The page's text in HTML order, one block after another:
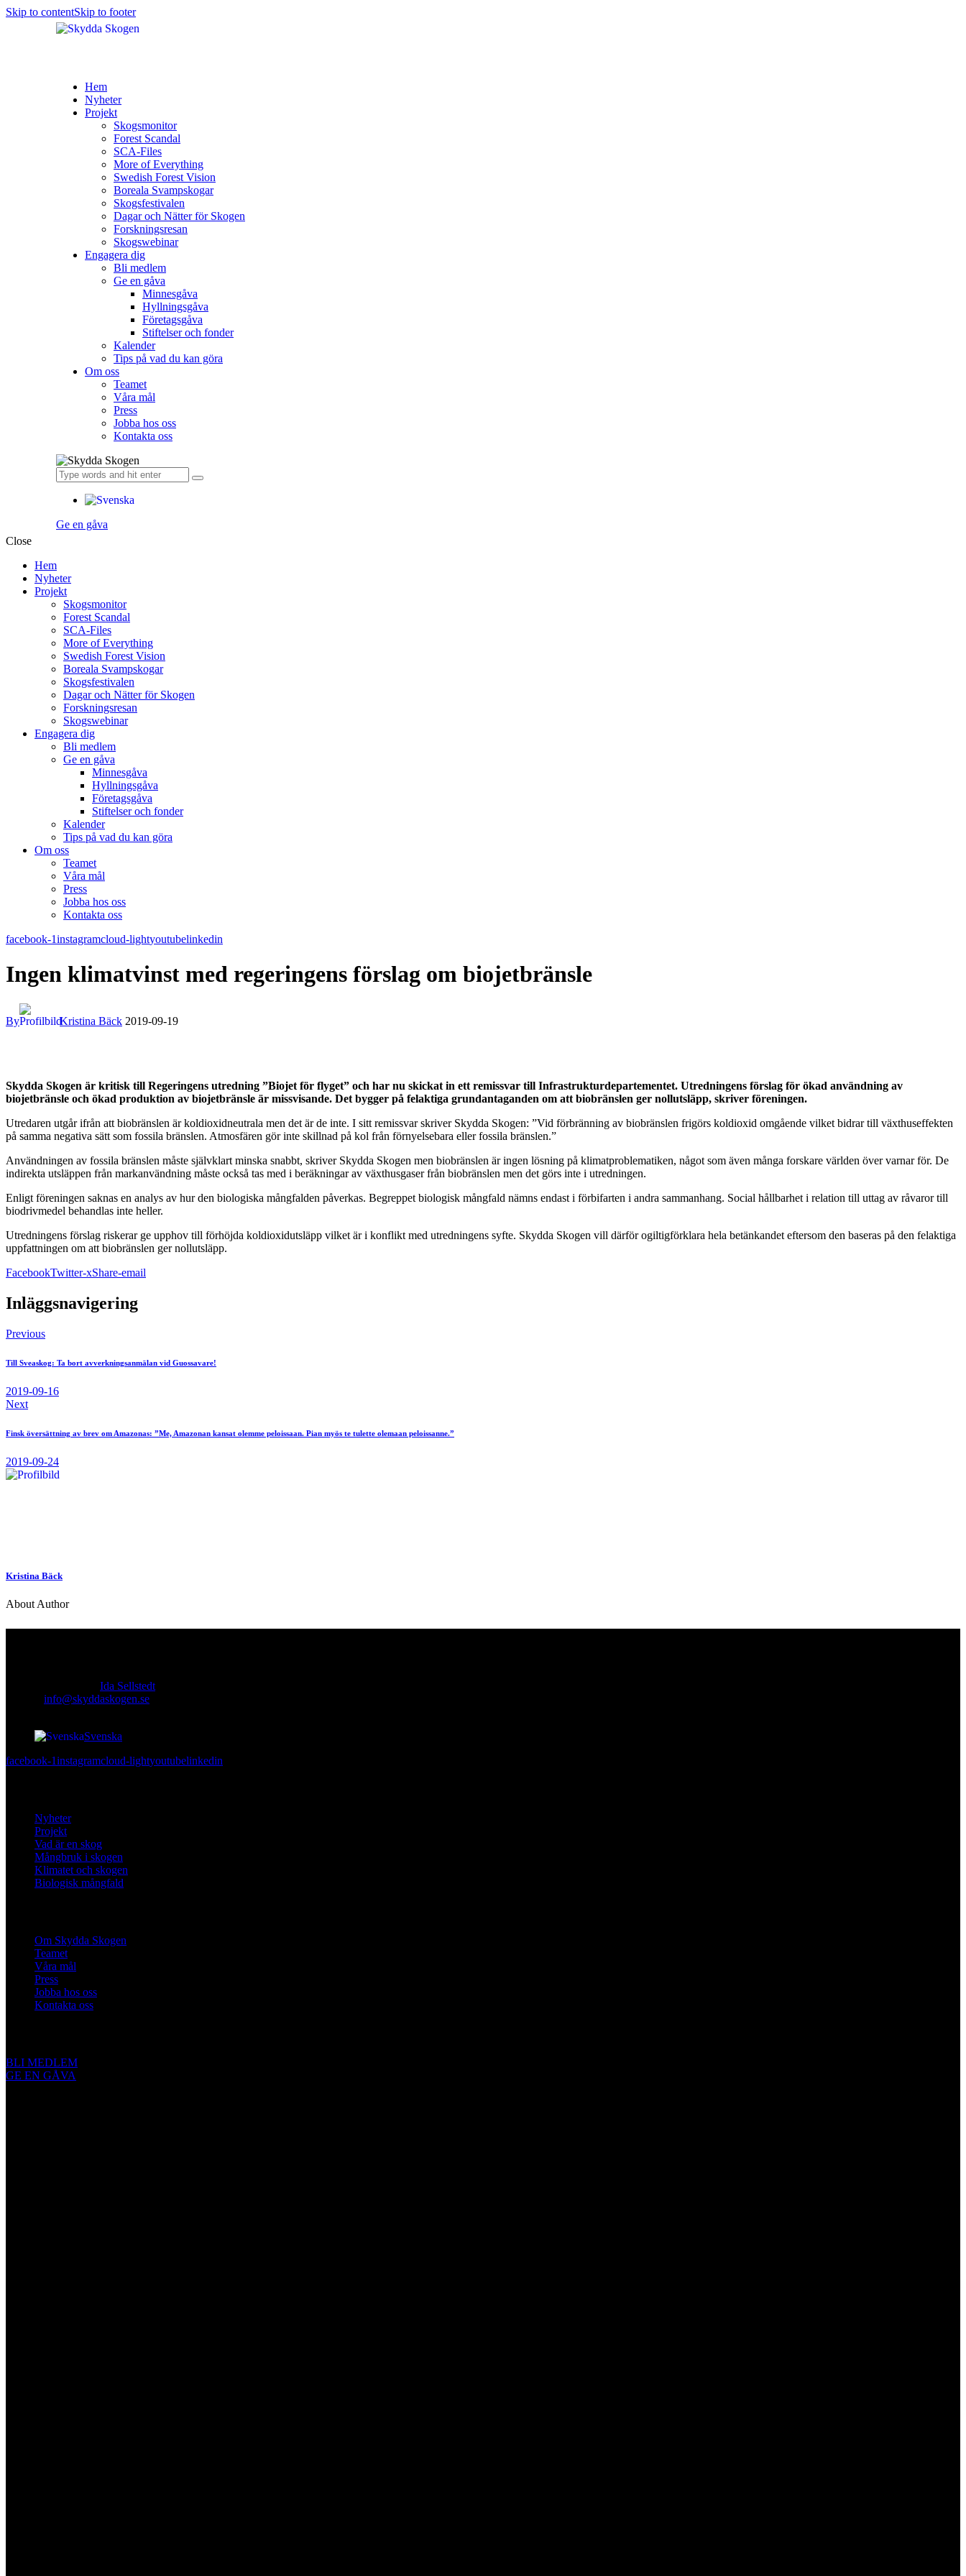
Skip to contentSkip to footer
Hem
Nyheter
Projekt
Skogsmonitor
Forest Scandal
SCA-Files
More of Everything
Swedish Forest Vision
Boreala Svampskogar
Skogsfestivalen
Dagar och Nätter för Skogen
Forskningsresan
Skogswebinar
Engagera dig
Bli medlem
Ge en gåva
Minnesgåva
Hyllningsgåva
Företagsgåva
Stiftelser och fonder
Kalender
Tips på vad du kan göra
Om oss
Teamet
Våra mål​
Press
Jobba hos oss
Kontakta oss
Ge en gåva
Close
Hem
Nyheter
Projekt
Skogsmonitor
Forest Scandal
SCA-Files
More of Everything
Swedish Forest Vision
Boreala Svampskogar
Skogsfestivalen
Dagar och Nätter för Skogen
Forskningsresan
Skogswebinar
Engagera dig
Bli medlem
Ge en gåva
Minnesgåva
Hyllningsgåva
Företagsgåva
Stiftelser och fonder
Kalender
Tips på vad du kan göra
Om oss
Teamet
Våra mål​
Press
Jobba hos oss
Kontakta oss
facebook-1instagramcloud-lightyoutubelinkedin
Ingen klimatvinst med regeringens förslag om biojetbränsle
By Kristina Bäck 2019-09-19
Skydda Skogen är kritisk till Regeringens utredning ”Biojet för flyget” och har nu skickat in ett remissvar till Infrastrukturdepartementet. Utredningens förslag för ökad användning av
biojetbränsle och ökad produktion av biojetbränsle är missvisande. Det bygger på felaktiga grundantaganden om att biobränslen ger nollutsläpp, skriver föreningen.
Utredaren utgår ifrån att biobränslen är koldioxidneutrala men det är de inte. I sitt remissvar skriver Skydda Skogen: ”Vid förbränning av biobränslen frigörs koldioxid omgående vilket bidrar till växthuseffekten
på samma negativa sätt som fossila bränslen. Atmosfären gör inte skillnad på kol från förnyelsebara eller fossila bränslen.”
Användningen av fossila bränslen måste självklart minska snabbt, skriver Skydda Skogen men biobränslen är ingen lösning på klimatproblematiken, något som även många forskare världen över varnar för. De
indirekta utsläppen från markanvändning måste också tas med i beräkningar av växthusgaser från biobränslen men det görs inte i utredningen.
Enligt föreningen saknas en analys av hur den biologiska mångfalden påverkas. Begreppet biologisk mångfald nämns endast i förbifarten i andra sammanhang. Social hållbarhet i relation till uttag av råvaror till
biodrivmedel behandlas inte heller.
Utredningens förslag riskerar ge upphov till förhöjda koldioxidutsläpp vilket är i konflikt med utredningens syfte. Skydda Skogen vill därför ogiltigförklara hela betänkandet eftersom den baseras på den felaktiga
uppfattningen om att biobränslen ger nollutsläpp.
FacebookTwitter-xShare-email
Inläggsnavigering
Previous
Till Sveaskog: Ta bort avverkningsanmälan vid Guossavare!
2019-09-16
Next
Finsk översättning av brev om Amazonas: ”Me, Amazonan kansat olemme peloissaan. Pian myös te tulette olemaan peloissanne.”
2019-09-24
Kristina Bäck
About Author
Ida Sellstedt
info@skyddaskogen.se
Svenska
facebook-1instagramcloud-lightyoutubelinkedin
Nyheter
Projekt
Vad är en skog
Mångbruk i skogen
Klimatet och skogen
Biologisk mångfald
Om Skydda Skogen
Teamet
Våra mål
Press
Jobba hos oss
Kontakta oss
BLI MEDLEM
GE EN GÅVA